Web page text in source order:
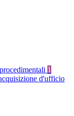
1
d'ufficio